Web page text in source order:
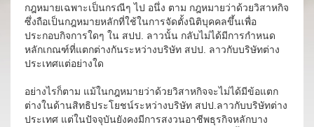
กฎหมายเฉพาะเป็นกรณีๆ ไป อนึ่ง ตาม กฎหมายว่าด้วยวิสาหกิจ
ซึ่งถือเป็นกฎหมายหลักที่ใช้ในการจัดตั้งนิติบุคคลขึ้นเพื่อ
ประกอบกิจการใดๆ ใน สปป. ลาวนั้น กลับไม่ได้มีการกำหนด
หลักเกณฑ์ที่แตกต่างกันระหว่างบริษัท สปป. ลาวกับบริษัทต่าง
ประเทศแต่อย่างใด
อย่างไรก็ตาม แม้ในกฎหมายว่าด้วยวิสาหกิจจะไม่ได้มีข้อแตก
ต่างในด้านสิทธิประโยชน์ระหว่างบริษัท สปป.ลาวกับบริษัทต่าง
ประเทศ แต่ในปัจจุบันยังคงมีการสงวนอาชีพธุรกิจหลักบาง